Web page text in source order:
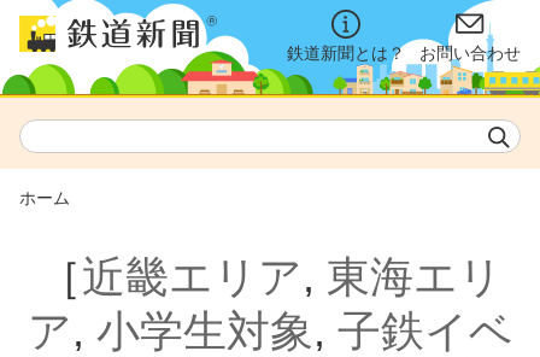
鉄道新聞とは？ お問い合わせ
ホーム
［近畿エリア, 東海エリ
ア, 小学生対象, 子鉄イベ